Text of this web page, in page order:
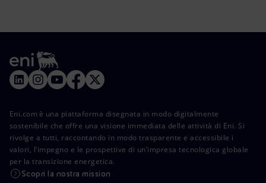
Eni.com è una piattaforma disegnata in modo digitalmente
sostenibile che offre una visione immediata delle attività di Eni. Si
rivolge a tutti, raccontando in modo trasparente e accessibile i
valori, l’impegno e le prospettive di un’impresa tecnologica globale
per la transizione energetica.
Scopri la nostra mission